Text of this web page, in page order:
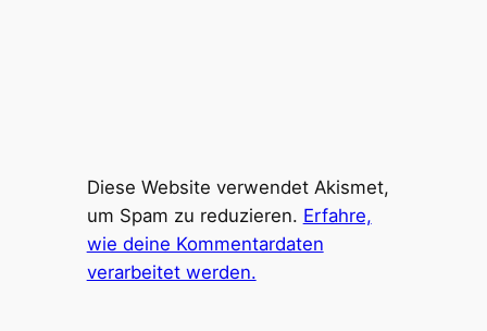
Diese Website verwendet Akismet,
um Spam zu reduzieren. Erfahre,
wie deine Kommentardaten
verarbeitet werden.